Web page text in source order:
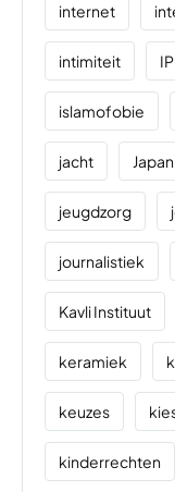
internet
intimiteit
islamofobie
jacht Japan
jeugdzorg
journalistiek
Kavli Instituut
keramiek
keuzes
kinderrechten